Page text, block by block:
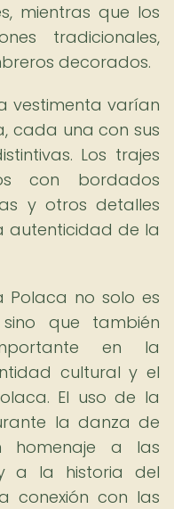
mientras que los
tradicionales,
decorados.
vestimenta varían
cada una con sus
Los trajes
con bordados
y otros detalles
autenticidad de la
Polaca no solo es
que también
en la
cultural y el
El uso de la
la danza de
homenaje a las
a la historia del
conexión con las